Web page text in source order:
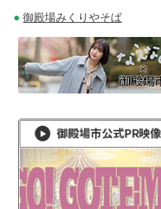
御殿場みくりやそば